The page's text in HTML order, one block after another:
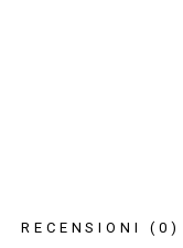
RECENSIONI (0)